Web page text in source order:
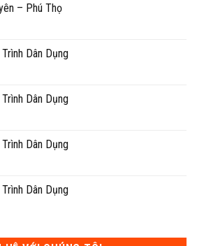
– Phú Thọ
Dân Dụng
Dân Dụng
Dân Dụng
Dân Dụng